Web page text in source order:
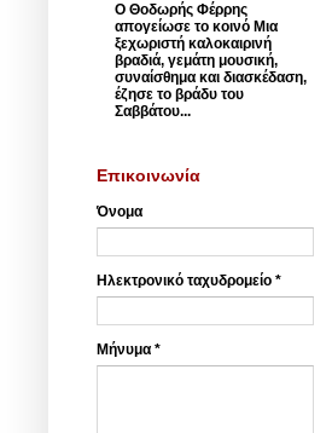
Ο Θοδωρής Φέρρης
απογείωσε το κοινό Μια
ξεχωριστή καλοκαιρινή
βραδιά, γεμάτη μουσική,
συναίσθημα και διασκέδαση,
έζησε το βράδυ του
Σαββάτου...
Επικοινωνία
Όνομα
Ηλεκτρονικό ταχυδρομείο *
Μήνυμα *